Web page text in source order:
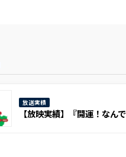
放送実績
【放映実績】『開運！な